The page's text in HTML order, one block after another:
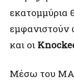
εκατομμύρια
εμφανιστούν
και οι
Μέσω του